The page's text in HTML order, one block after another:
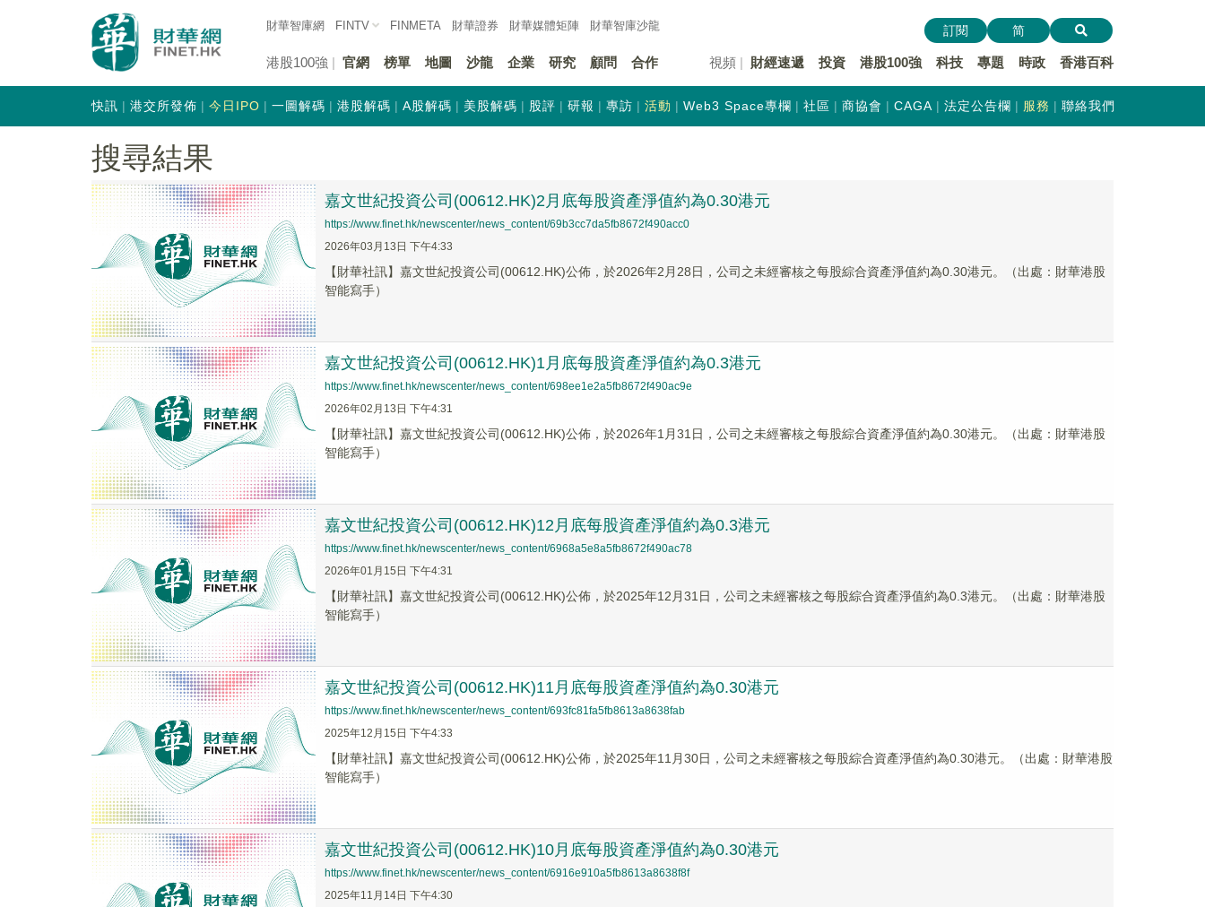
財華智庫網 FINTV FINMETA 財華證券 財華媒體矩陣 財華智庫沙龍
港股100強 官網 榜單 地圖 沙龍 企業 研究 顧問 合作 視頻 財經速遞 投資 港股100強 科技 專題 時政 香港百科
訂閱 简
快訊 港交所發佈 今日IPO 一圖解碼 港股解碼 A股解碼 美股解碼 股評 研報 專訪 活動 Web3 Space專欄 社區 商協會 CAGA 法定公告欄 服務 聯絡我們
搜尋結果
嘉文世紀投資公司(00612.HK)2月底每股資產淨值約為0.30港元
https://www.finet.hk/newscenter/news_content/69b3cc7da5fb8672f490acc0
2026年03月13日 下午4:33
【財華社訊】嘉文世紀投資公司(00612.HK)公佈，於2026年2月28日，公司之未經審核之每股綜合資產淨值約為0.30港元。（出處：財華港股
智能寫手）
嘉文世紀投資公司(00612.HK)1月底每股資產淨值約為0.3港元
https://www.finet.hk/newscenter/news_content/698ee1e2a5fb8672f490ac9e
2026年02月13日 下午4:31
【財華社訊】嘉文世紀投資公司(00612.HK)公佈，於2026年1月31日，公司之未經審核之每股綜合資產淨值約為0.30港元。（出處：財華港股
智能寫手）
嘉文世紀投資公司(00612.HK)12月底每股資產淨值約為0.3港元
https://www.finet.hk/newscenter/news_content/6968a5e8a5fb8672f490ac78
2026年01月15日 下午4:31
【財華社訊】嘉文世紀投資公司(00612.HK)公佈，於2025年12月31日，公司之未經審核之每股綜合資產淨值約為0.3港元。（出處：財華港股
智能寫手）
嘉文世紀投資公司(00612.HK)11月底每股資產淨值約為0.30港元
https://www.finet.hk/newscenter/news_content/693fc81fa5fb8613a8638fab
2025年12月15日 下午4:33
【財華社訊】嘉文世紀投資公司(00612.HK)公佈，於2025年11月30日，公司之未經審核之每股綜合資產淨值約為0.30港元。（出處：財華港股
智能寫手）
嘉文世紀投資公司(00612.HK)10月底每股資產淨值約為0.30港元
https://www.finet.hk/newscenter/news_content/6916e910a5fb8613a8638f8f
2025年11月14日 下午4:30